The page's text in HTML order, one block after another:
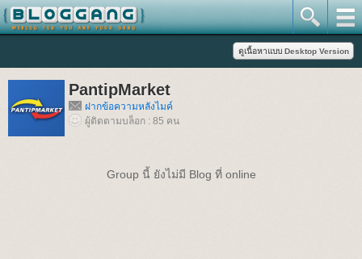
PantipMarket
ฝากข้อความหลังไมค์
ผู้ติดตามบล็อก : 85 คน
Group นี้ ยังไม่มี Blog ที่ online